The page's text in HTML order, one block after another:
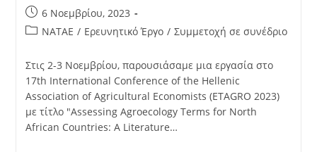
6 Νοεμβρίου, 2023
NATAE / Ερευνητικό Έργο / Συμμετοχή σε συνέδριο
Στις 2-3 Νοεμβρίου, παρουσιάσαμε μια εργασία στο
17th International Conference of the Hellenic
Association of Agricultural Economists (ETAGRO 2023)
με τίτλο "Assessing Agroecology Terms for North
African Countries: A Literature…